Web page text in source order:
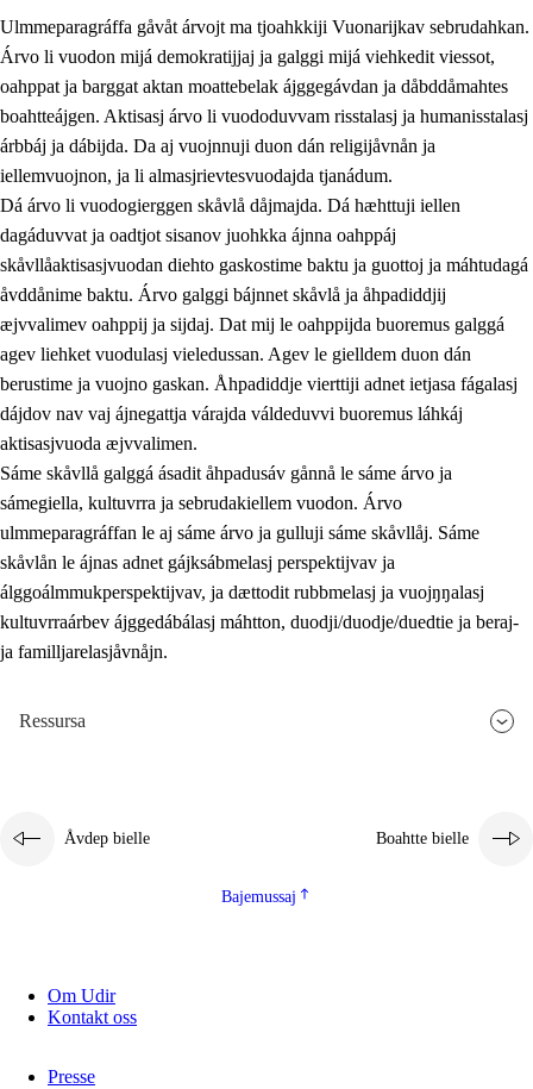
1. Åhpadusá árvvovuodo
1.1 Almasjárvvo
1.2 Identitiehtta ja kultuvralasj moattevuohta
1.3 Lájttális ájádallam ja estetihkalasj diedulasjvuohta
1.4 Dahkamávvo, berustibme ja diehtemvájnogisvuohta
1.5 Vieledus luonnduj ja birásdiedulasjvuohta
1.6 Demokratijja ja oassálasstem
Ulmmeparagráffa gåvåt árvojt ma tjoahkkiji Vuonarijkav sebrudahkan.
Árvo li vuodon mijá demokratijjaj ja galggi mijá viehkedit viessot,
oahppat ja barggat aktan moattebelak ájggegávdan ja dåbddåmahtes
boahtteájgen. Aktisasj árvo li vuododuvvam risstalasj ja humanisstalasj
árbbáj ja dábijda. Da aj vuojnnuji duon dán religijåvnån ja
iellemvuojnon, ja li almasjrievtesvuodajda tjanádum.
Dá árvo li vuodogierggen skåvlå dåjmajda. Dá hæhttuji iellen
dagáduvvat ja oadtjot sisanov juohkka ájnna oahppáj
skåvllåaktisasjvuodan diehto gaskostime baktu ja guottoj ja máhtudagá
åvddånime baktu. Árvo galggi bájnnet skåvlå ja åhpadiddjij
æjvvalimev oahppij ja sijdaj. Dat mij le oahppijda buoremus galggá
agev liehket vuodulasj vieledussan. Agev le gielldem duon dán
berustime ja vuojno gaskan. Åhpadiddje vierttiji adnet ietjasa fágalasj
dájdov nav vaj ájnegattja várajda váldeduvvi buoremus láhkáj
aktisasjvuoda æjvvalimen.
Sáme skåvllå galggá ásadit åhpadusáv gånnå le sáme árvo ja
sámegiella, kultuvrra ja sebrudakiellem vuodon. Árvo
ulmmeparagráffan le aj sáme árvo ja gulluji sáme skåvllåj. Sáme
skåvlån le ájnas adnet gájksábmelasj perspektijvav ja
álggoálmmukperspektijvav, ja dættodit rubbmelasj ja vuojŋŋalasj
kultuvrraárbev ájggedábálasj máhtton, duodji/duodje/duedtie ja beraj-
ja familljarelasjåvnåjn.
Ressursa
Åvdep bielle Boahtte bielle
Bajemussaj
Om Udir
Kontakt oss
Presse